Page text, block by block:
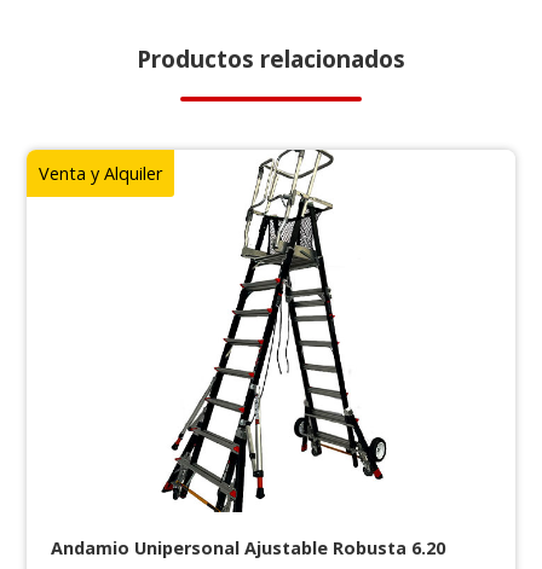
Productos relacionados
Venta y Alquiler
Andamio Unipersonal Ajustable Robusta 6.20